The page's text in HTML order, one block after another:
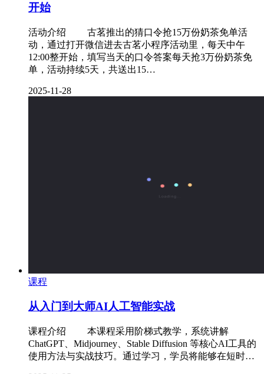
开始
活动介绍 ‌ 古茗推出的猜口令抢15万份奶茶免单活
动，通过打开微信进去古茗小程序活动里，每天中午
12:00整开始，填写当天的口令答案每天抢3万份奶茶免
单，活动持续5天，共送出15…
2025-11-28
课程
从入门到大师AI人工智能实战
课程介绍 本课程采用阶梯式教学，系统讲解
ChatGPT、Midjourney、Stable Diffusion 等核心AI工具的
使用方法与实战技巧。通过学习，学员将能够在短时…